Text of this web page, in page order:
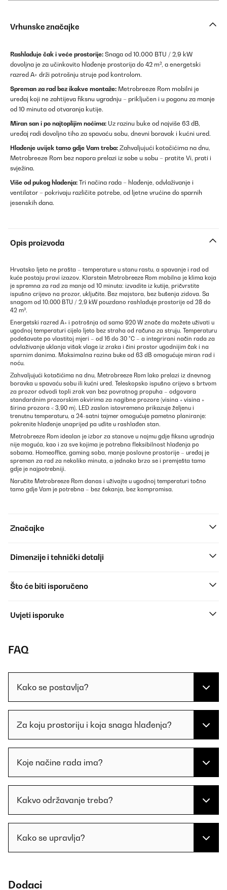
Vrhunske značajke
Rashlađuje čak i veće prostorije: Snaga od 10.000 BTU / 2,9 kW
dovoljna je za učinkovito hlađenje prostorija do 42 m², a energetski
razred A+ drži potrošnju struje pod kontrolom.
Spreman za rad bez ikakve montaže: Metrobreeze Rom mobilni je
uređaj koji ne zahtijeva fiksnu ugradnju – priključen i u pogonu za manje
od 10 minuta od otvaranja kutije.
Miran san i po najtoplijim noćima: Uz razinu buke od najviše 63 dB,
uređaj radi dovoljno tiho za spavaću sobu, dnevni boravak i kućni ured.
Hlađenje uvijek tamo gdje Vam treba: Zahvaljujući kotačićima na dnu,
Metrobreeze Rom bez napora prelazi iz sobe u sobu – pratite Vi, prati i
svježina.
Više od pukog hlađenja: Tri načina rada – hlađenje, odvlaživanje i
ventilator – pokrivaju različite potrebe, od ljetne vrućine do sparnih
jesenskih dana.
Opis proizvoda
Hrvatsko ljeto ne prašta – temperature u stanu rastu, a spavanje i rad od
kuće postaju pravi izazov. Klarstein Metrobreeze Rom mobilna je klima koja
je spremna za rad za manje od 10 minuta: izvadite iz kutije, pričvrstite
ispušno crijevo na prozor, uključite. Bez majstora, bez bušenja zidova. Sa
snagom od 10.000 BTU / 2,9 kW pouzdano rashlađuje prostorije od 28 do
42 m².
Energetski razred A+ i potrošnja od samo 920 W znače da možete uživati u
ugodnoj temperaturi cijelo ljeto bez straha od računa za struju. Temperaturu
podešavate po vlastitoj mjeri – od 16 do 30 °C – a integrirani način rada za
odvlaživanje uklanja višak vlage iz zraka i čini prostor ugodnijim čak i na
sparnim danima. Maksimalna razina buke od 63 dB omogućuje miran rad i
noću.
Zahvaljujući kotačićima na dnu, Metrobreeze Rom lako prelazi iz dnevnog
boravka u spavaću sobu ili kućni ured. Teleskopsko ispušno crijevo s brtvom
za prozor odvodi topli zrak van bez povratnog propuha – odgovara
standardnim prozorskim okvirima za nagibne prozore (visina + visina +
širina prozora < 3,90 m). LED zaslon istovremeno prikazuje željenu i
trenutnu temperaturu, a 24-satni tajmer omogućuje pametno planiranje:
pokrenite hlađenje unaprijed pa uđite u rashlađen stan.
Metrobreeze Rom idealan je izbor za stanove u najmu gdje fiksna ugradnja
nije moguća, kao i za sve kojima je potrebna fleksibilnost hlađenja po
sobama. Homeoffice, gaming soba, manje poslovne prostorije – uređaj je
spreman za rad za nekoliko minuta, a jednako brzo se i premješta tamo
gdje je najpotrebniji.
Naručite Metrobreeze Rom danas i uživajte u ugodnoj temperaturi točno
tamo gdje Vam je potrebna – bez čekanja, bez kompromisa.
Značajke
Dimenzije i tehnički detalji
Što će biti isporučeno
Uvjeti isporuke
FAQ
Kako se postavlja?
Za koju prostoriju i koja snaga hlađenja?
Koje načine rada ima?
Kakvo održavanje treba?
Kako se upravlja?
Dodaci